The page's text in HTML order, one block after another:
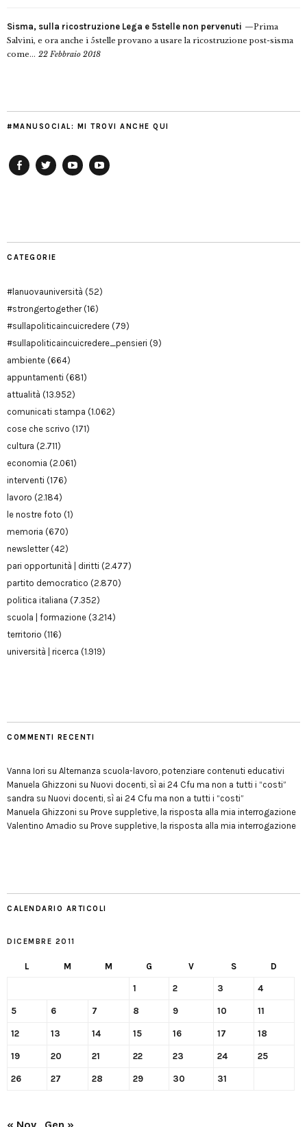
Sisma, sulla ricostruzione Lega e 5stelle non pervenuti
Prima
Salvini, e ora anche i 5stelle provano a usare la ricostruzione post-sisma
come... 22 Febbraio 2018
#MANUSOCIAL: MI TROVI ANCHE QUI
CATEGORIE
#lanuovauniversità (52)
#strongertogether(16)
#sullapoliticaincuicredere (79)
#sullapoliticaincuicredere_pensieri (9)
ambiente (664)
appuntamenti (681)
attualità (13.952)
comunicati stampa (1.062)
cose che scrivo (171)
cultura (2.711)
economia (2.061)
interventi (176)
lavoro (2.184)
le nostre foto (1)
memoria (670)
newsletter(42)
pari opportunità | diritti (2.477)
partito democratico (2.870)
politica italiana (7.352)
scuola | formazione (3.214)
territorio (116)
università | ricerca (1.919)
COMMENTI RECENTI
Vanna Iori su Alternanza scuola-lavoro, potenziare contenuti educativi
Manuela Ghizzoni su Nuovi docenti, sì ai 24 Cfu ma non a tutti i “costi”
sandra su Nuovi docenti, sì ai 24 Cfu ma non a tutti i “costi”
Manuela Ghizzoni su Prove suppletive, la risposta alla mia interrogazione
Valentino Amadio su Prove suppletive, la risposta alla mia interrogazione
CALENDARIO ARTICOLI
DICEMBRE 2011
L M M G V S D
1 2 3 4
5 6 7 8 9 10 11
12 13 14 15 16 17 18
19 20 21 22 23 24 25
26 27 28 29 30 31